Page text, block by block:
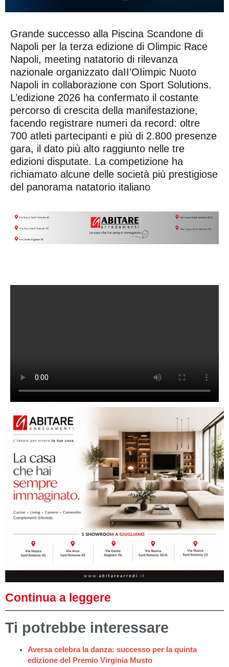
Grande successo alla Piscina Scandone di
Napoli per la terza edizione di Olimpic Race
Napoli, meeting natatorio di rilevanza
nazionale organizzato daII’OIimpic Nuoto
Napoli in collaborazione con Sport Solutions.
L’edizione 2026 ha confermato il costante
percorso di crescita della manifestazione,
facendo registrare numeri da record: oltre
700 atleti partecipanti e più di 2.800 presenze
gara, il dato più alto raggiunto nelle tre
edizioni disputate. La competizione ha
richiamato alcune delle società più prestigiose
del panorama natatorio italiano
Continua a leggere
Ti potrebbe interessare
Aversa celebra la danza: successo per la quinta
edizione del Premio Virginia Musto